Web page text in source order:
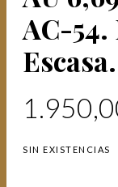
AC-54.
Escasa.
SIN EXISTENCIAS